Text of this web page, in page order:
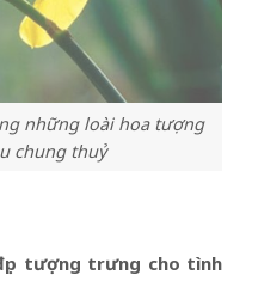
những loài hoa tượng
chung thuỷ
tượng trưng cho tình